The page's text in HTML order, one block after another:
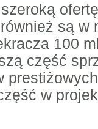
są w
100
część
w